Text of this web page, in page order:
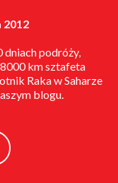
dniach podróży,
km sztafeta
Raka w Saharze
blogu.